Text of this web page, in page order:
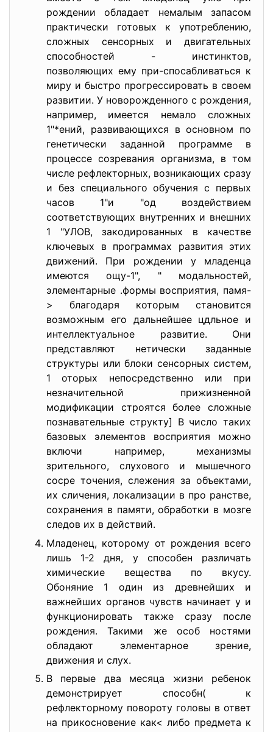
рождении обладает немалым запасом
практически готовых к употреблению,
сложных сенсорных и двигательных
способностей - инстинктов,
позволяющих ему при-спосабливаться к
миру и быстро прогрессировать в своем
развитии. У новорожденного с рождения,
например, имеется немало сложных
1"*ений, развивающихся в основном по
генетически заданной программе в
процессе созревания организма, в том
числе рефлекторных, возникающих сразу
и без специального обучения с первых
часов 1"и "од воздействием
соответствующих внутренних и внешних
1 "УЛОВ, закодированных в качестве
ключевых в программах развития этих
движений. При рождении у младенца
имеются ощу-1", " модальностей,
элементарные .формы восприятия, памя-
> благодаря которым становится
возможным его дальнейшее цдльное и
интеллектуальное развитие. Они
представляют нетически заданные
структуры или блоки сенсорных систем,
1 оторых непосредственно или при
незначительной прижизненной
модификации строятся более сложные
познавательные структу] В число таких
базовых элементов восприятия можно
включи например, механизмы
зрительного, слухового и мышечного
сосре точения, слежения за объектами,
их сличения, локализации в про ранстве,
сохранения в памяти, обработки в мозге
следов их в действий.
Младенец, которому от рождения всего
лишь 1-2 дня, у способен различать
химические вещества по вкусу.
Обоняние 1 один из древнейших и
важнейших органов чувств начинает у и
функционировать также сразу после
рождения. Такими же особ ностями
обладают элементарное зрение,
движения и слух.
В первые два месяца жизни ребенок
демонстрирует способн( к
рефлекторному повороту головы в ответ
на прикосновение как< либо предмета к